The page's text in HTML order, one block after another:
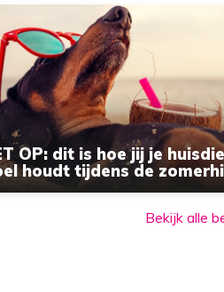
OP: dit is hoe jij je
houdt tijdens de
Bekijk alle